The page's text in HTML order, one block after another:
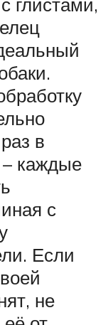
в
– каждые
с
Если
не